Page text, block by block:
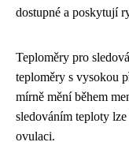
dostupné a poskytují
Teploměry pro
teploměry s vysokou
mírně mění během
sledováním teploty
ovulaci.